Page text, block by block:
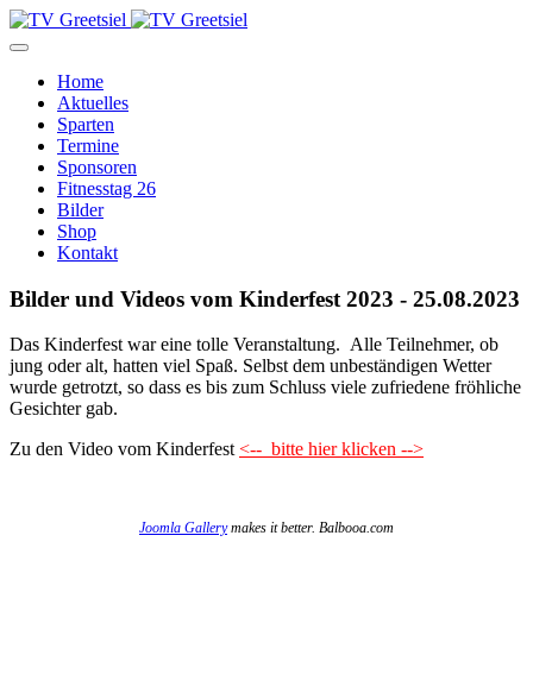
Home
Aktuelles
Sparten
Termine
Sponsoren
Fitnesstag 26
Bilder
Shop
Kontakt
Bilder und Videos vom Kinderfest 2023 - 25.08.2023
Das Kinderfest war eine tolle Veranstaltung. Alle Teilnehmer, ob
jung oder alt, hatten viel Spaß. Selbst dem unbeständigen Wetter
wurde getrotzt, so dass es bis zum Schluss viele zufriedene fröhliche
Gesichter gab.
Zu den Video vom Kinderfest<-- bitte hier klicken -->
Joomla Gallerymakes it better. Balbooa.com